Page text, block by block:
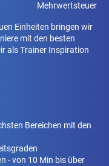
Mehrwertsteuer
Einheiten bringen wir
mit den besten
als Trainer Inspiration
Bereichen mit den
- von 10 Min bis über